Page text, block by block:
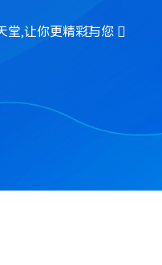
,让你更精彩与您